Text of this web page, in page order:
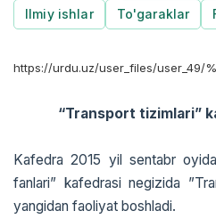
Ilmiy ishlar
To'garaklar
https://urdu.uz/user_files/user_49/
“Transport tizimlari”
Kafedra 2015 yil sentabr
fanlari” kafedrasi negizida
yangidan faoliyat boshladi.